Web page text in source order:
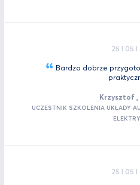
25 I 05
Bardzo dobrze
Krzysztof ,
UCZESTNIK SZKOLENIA UKŁADY
25 I 05